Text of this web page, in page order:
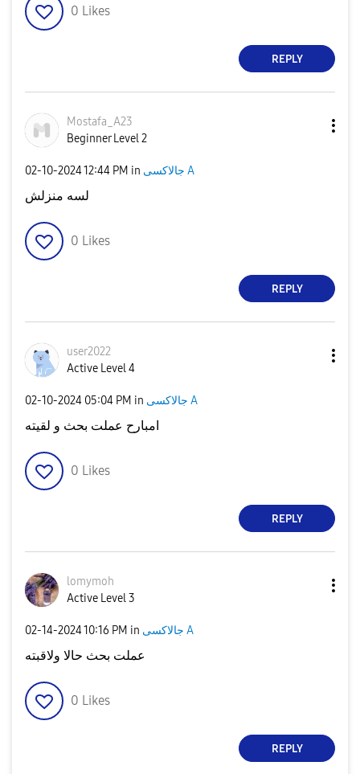
0 Likes
REPLY
Mostafa_A23
Beginner Level 2
‎02-10-202412:44 PM in جالاكسى A
لسه منزلش
0 Likes
REPLY
user2022
Active Level 4
‎02-10-2024 05:04 PM in جالاكسى A
امبارح عملت بحث و لقيته
0 Likes
REPLY
lomymoh
Active Level 3
‎02-14-202410:16 PM in جالاكسى A
عملت بحث حالا ولاقبته
0 Likes
REPLY